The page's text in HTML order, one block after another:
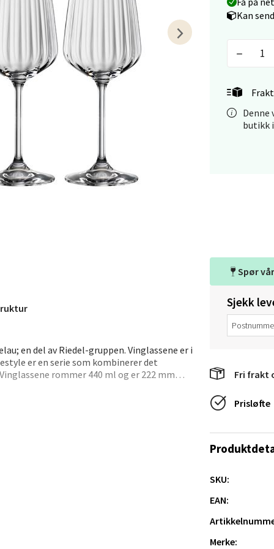
Kan
Denne
butikk
en del av Riedel-gruppen. Vinglassene er i
er en serie som kombinerer det
rommer 440 ml og er 222 mm
Spør vår
Sjekk
Fri frakt
Prisløfte
SKU:
EAN:
Merke:
markensgate 25B, 4611 Kristiansand
09-18
nr 9, 4042 Stavanger